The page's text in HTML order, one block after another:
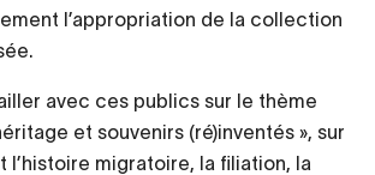
l’appropriation de la collection
avec ces publics sur le thème
et souvenirs (ré)inventés », sur
l’histoire migratoire, la filiation, la